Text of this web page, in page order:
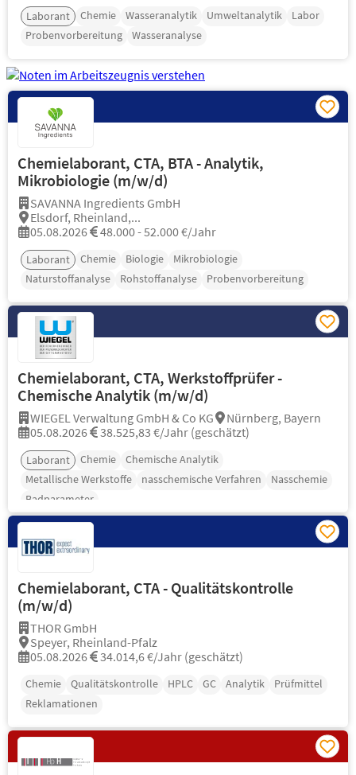
Laborant Chemie Wasseranalytik Umweltanalytik
Labor
Probenvorbereitung
Wasseranalyse
Chemielaborant, CTA, BTA - Analytik,
Mikrobiologie (m/w/d)
SAVANNA Ingredients GmbH
Elsdorf, Rheinland,...
05.08.2026
48.000 - 52.000 €/Jahr
Laborant Chemie Biologie
Mikrobiologie
Naturstoffanalyse
Rohstoffanalyse Probenvorbereitung
Chemielaborant, CTA, Werkstoffprüfer -
Chemische Analytik (m/w/d)
WIEGEL Verwaltung GmbH & Co KG
Nürnberg, Bayern
05.08.2026
38.525,83 €/Jahr (geschätzt)
Laborant Chemie
Chemische Analytik
Metallische Werkstoffe
nasschemische Verfahren
Nasschemie
Badparameter
Chemielaborant, CTA - Qualitätskontrolle
(m/w/d)
THOR GmbH
Speyer, Rheinland-Pfalz
05.08.2026
34.014,6 €/Jahr (geschätzt)
Chemie Qualitätskontrolle HPLC GC Analytik
Prüfmittel
Reklamationen